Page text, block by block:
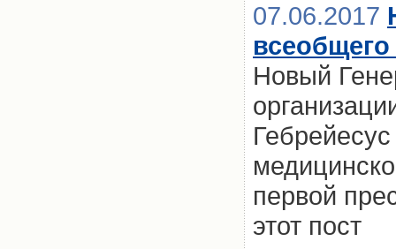
07.06.2017
Новый
первой
этот пост